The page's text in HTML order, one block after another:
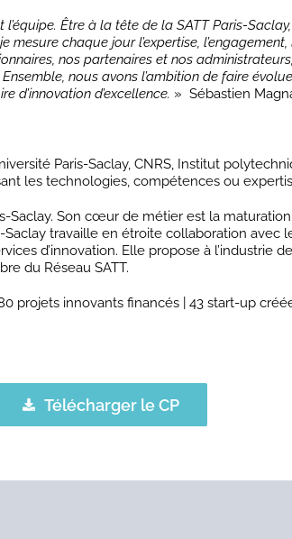
Être à la tête de la SATT Paris-
mesure chaque jour l’expertise,
nos partenaires et nos
nous avons l’ambition de faire
d’innovation d’excellence. » Sébastien
Paris-Saclay, CNRS, Institut
les technologies, compétences ou
Saclay. Son cœur de métier est la
travaille en étroite collaboration avec
d’innovation. Elle propose à l’industrie
du Réseau SATT.
projets innovants financés | 43 start-up
Télécharger le CP